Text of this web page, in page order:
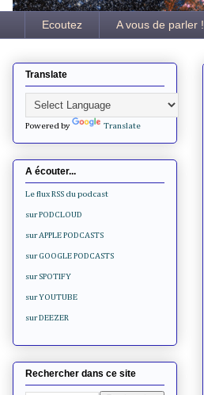
Ecoutez A vous de parler !
Translate
Powered by Translate
A écouter...
Le flux RSS du podcast
sur PODCLOUD
sur APPLE PODCASTS
sur GOOGLE PODCASTS
sur SPOTIFY
sur YOUTUBE
sur DEEZER
Rechercher dans ce site